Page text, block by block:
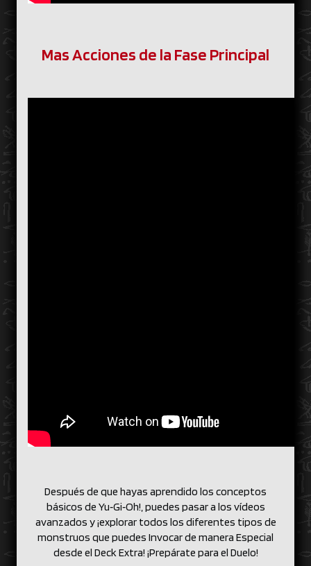
Mas Acciones de la Fase Principal
Después de que hayas aprendido los conceptos
básicos de Yu‑Gi‑Oh!, puedes pasar a los vídeos
avanzados y ¡explorar todos los diferentes tipos de
monstruos que puedes Invocar de manera Especial
desde el Deck Extra! ¡Prepárate para el Duelo!